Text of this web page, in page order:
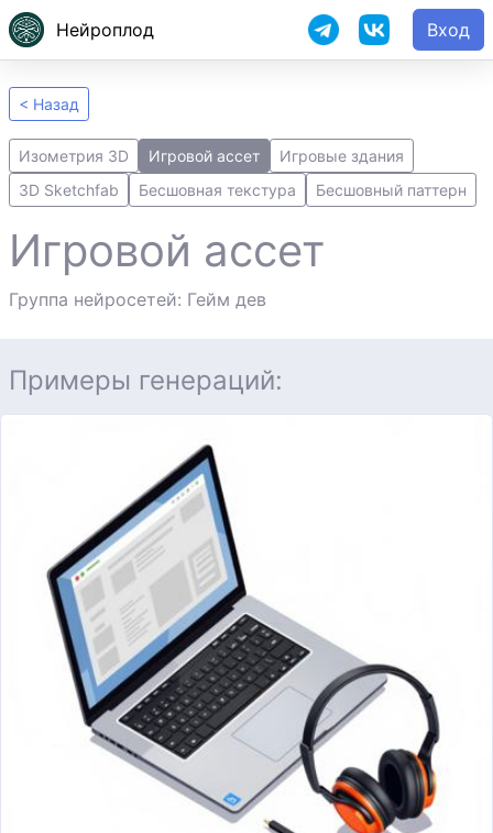
Нейроплод Вход
< Назад
Изометрия 3D Игровой ассет
Игровые здания
3D Sketchfab
Бесшовная текстура Бесшовный паттерн
Игровой ассет
Группа нейросетей: Гейм дев
Примеры генераций: